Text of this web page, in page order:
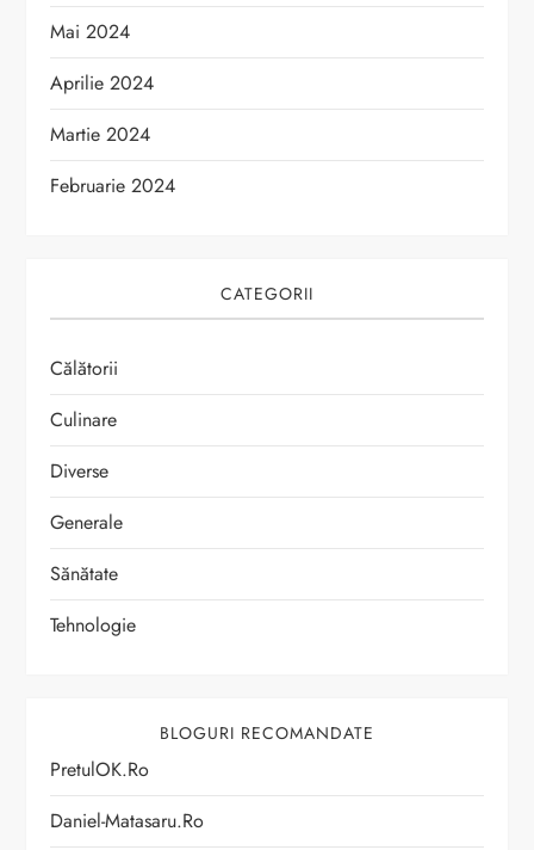
Mai 2024
Aprilie 2024
Martie 2024
Februarie 2024
CATEGORII
Călătorii
Culinare
Diverse
Generale
Sănătate
Tehnologie
BLOGURI RECOMANDATE
PretulOK.ro
Daniel-Matasaru.ro